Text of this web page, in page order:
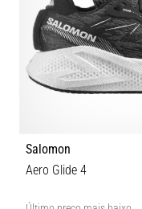
Salomon
Aero Glide 4